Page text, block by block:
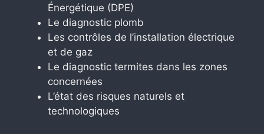
Énergétique (DPE)
Le diagnostic plomb
Les contrôles de l’installation électrique
et de gaz
Le diagnostic termites dans les zones
concernées
L’état des risques naturels et
technologiques